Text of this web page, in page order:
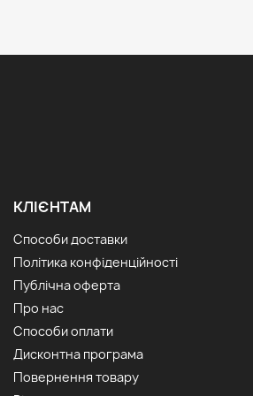
КЛІЄНТАМ
Способи доставки
Політика конфіденційності
Публічна оферта
Про нас
Способи оплати
Дисконтна програма
Повернення товару